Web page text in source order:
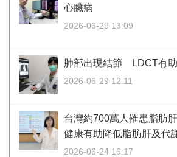
心臟病
2026-06-29 13:09
肺部出現結節 LDCT有
2026-06-29 12:11
台灣約700萬人罹患脂肪
健康有助降低脂肪肝及代
2026-06-24 16:17